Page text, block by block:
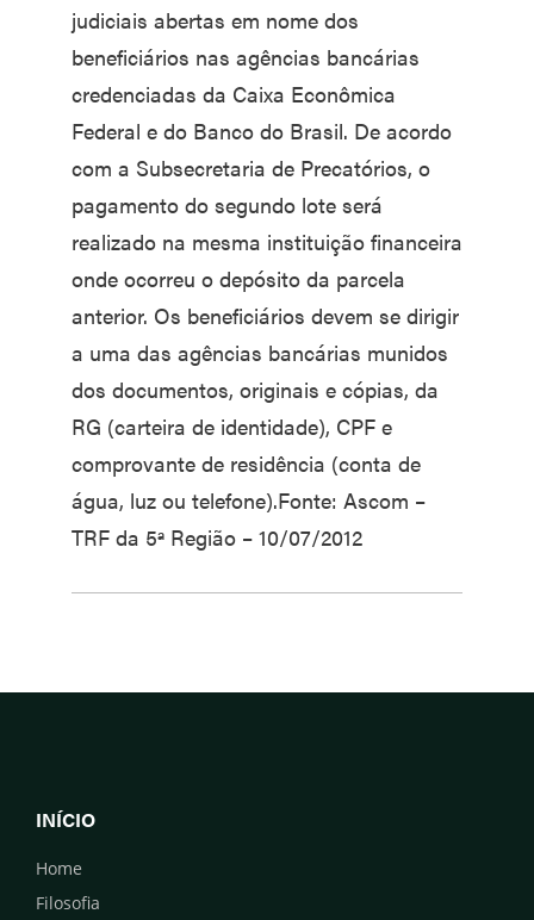
judiciais abertas em nome dos
beneficiários nas agências bancárias
credenciadas da Caixa Econômica
Federal e do Banco do Brasil. De acordo
com a Subsecretaria de Precatórios, o
pagamento do segundo lote será
realizado na mesma instituição financeira
onde ocorreu o depósito da parcela
anterior. Os beneficiários devem se dirigir
a uma das agências bancárias munidos
dos documentos, originais e cópias, da
RG (carteira de identidade), CPF e
comprovante de residência (conta de
água, luz ou telefone).Fonte: Ascom –
TRF da 5ª Região – 10/07/2012
INÍCIO
Home
Filosofia